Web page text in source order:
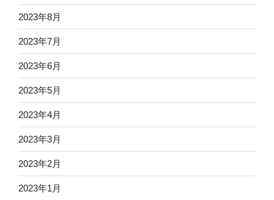
2023年8月
2023年7月
2023年6月
2023年5月
2023年4月
2023年3月
2023年2月
2023年1月